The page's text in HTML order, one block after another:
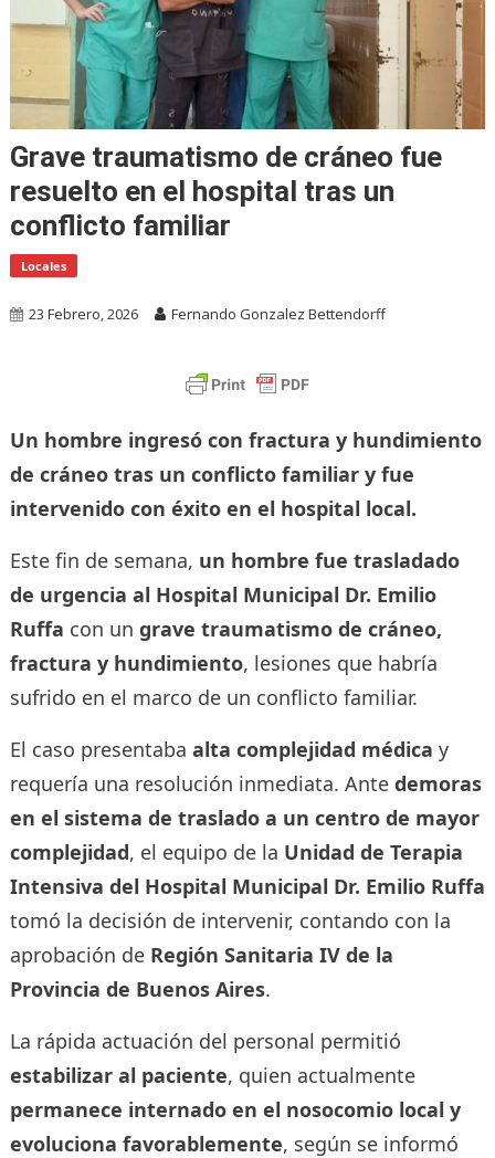
Grave traumatismo de cráneo fue
resuelto en el hospital tras un
conflicto familiar
Locales
23 Febrero, 2026 Fernando Gonzalez Bettendorff
Un hombre ingresó con fractura y hundimiento
de cráneo tras un conflicto familiar y fue
intervenido con éxito en el hospital local.
Este fin de semana, un hombre fue trasladado
de urgencia al Hospital Municipal Dr. Emilio
Ruffa con un grave traumatismo de cráneo,
fractura y hundimiento, lesiones que habría
sufrido en el marco de un conflicto familiar.
El caso presentaba alta complejidad médica y
requería una resolución inmediata. Ante demoras
en el sistema de traslado a un centro de mayor
complejidad, el equipo de la Unidad de Terapia
Intensiva del Hospital Municipal Dr. Emilio Ruffa
tomó la decisión de intervenir, contando con la
aprobación de Región Sanitaria IV de la
Provincia de Buenos Aires.
La rápida actuación del personal permitió
estabilizar al paciente, quien actualmente
permanece internado en el nosocomio local y
evoluciona favorablemente, según se informó